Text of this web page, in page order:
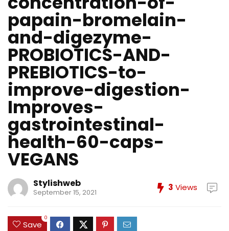
papain-bromelain-
and-digezyme-
PROBIOTICS-AND-
PREBIOTICS-to-
improve-digestion-
Improves-
gastrointestinal-
health-60-caps-
VEGANS
Stylishweb
September 15, 2021 3 Views
Save
0